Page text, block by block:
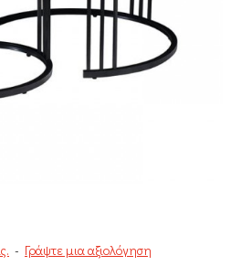
- Γράψτε μια αξιολόγηση